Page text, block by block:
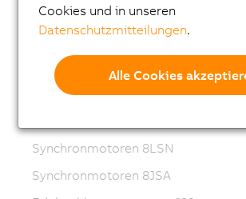
Getriebemotoren 8WSB
Synchronmotoren 8LVA
Getriebemotoren 8LVB
Synchronmotoren 8LWA
Synchronmotoren 8LSN
Synchronmotoren 8JSA
Cookies und in unseren
Datenschutzmitteilungen.
Alle Cookies